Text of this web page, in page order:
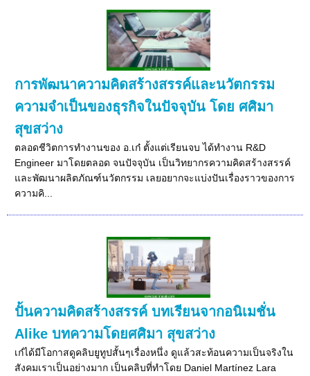
การพัฒนาความคิดสร้างสรรค์และนวัตกรรม
ความจำเป็นของธุรกิจในปัจจุบัน โดย ศศิมา
สุขสว่าง
ตลอดชีวิตการทำงานของ อ.เก๋ ตั้งแต่เรียนจบ ได้ทำงาน R&D
Engineer มาโดยตลอด จนปัจจุบัน เป็นวิทยากรความคิดสร้างสรรค์
และพัฒนาผลิตภัณฑ์นวัตกรรม เลยอยากจะแบ่งปันเรื่องราวของการ
ความคิ...
ปั้นความคิดสร้างสรรค์ บทเรียนจากอนิเมชั่น
Alike บทความโดยศศิมา สุขสว่าง
เก๋ได้มีโอกาสดูคลิบยูทูปสั้นๆเรื่องหนึ่ง ดูแล้วสะท้อนความเป็นจริงใน
สังคมเราเป็นอย่างมาก เป็นคลิบที่ทำโดย Daniel Martínez Lara